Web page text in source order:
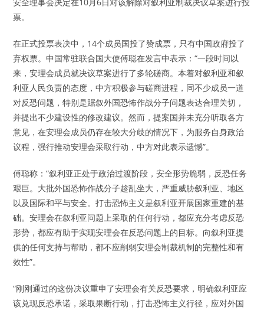
票。
在正式投票表决中，14个成员国投了赞成票，只有中国政府投了
弃权票。中国常驻联合国大使傅聪在发言中表示：“一段时间以
来，安理会成员就决议草案进行了多轮磋商。本着对叙利亚和叙
利亚人民负责的态度，中方积极参与磋商进程，同不少成员一道
对反恐问题，特别是踞叙外国恐怖作战分子问题表达合理关切，
并提出不少建设性的修改建议。然而，提案国并未充分听取各方
意见，在安理会成员仍存在较大分歧的情况下，为服务自身政治
议程，强行推动安理会采取行动，中方对此表示遗憾”。
傅聪称：“叙利亚正处于政治过渡阶段，安全形势脆弱，反恐任务
艰巨。大批外国恐怖作战分子趁乱坐大，严重威胁叙利亚、地区
以及国际和平与安全。打击恐怖主义是叙利亚开展国家重建的基
础。安理会在叙利亚问题上采取的任何行动，都应充分考虑反恐
形势，都应有助于实现安理会在反恐问题上的目标。向叙利亚提
供的任何支持与帮助，都不应削弱安理会制裁机制的完整性和有
效性”。
“刚刚通过的这份决议重申了安理会有关反恐要求，明确叙利亚应
该兑现反恐承诺，采取果断行动，打击恐怖主义行径，应对外国